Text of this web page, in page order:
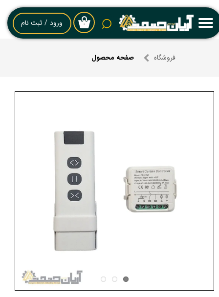
۰ ورود / ثبت نام
حساب کاربری من
خروج از حساب کاربری
فروشگاه صفحه محصول